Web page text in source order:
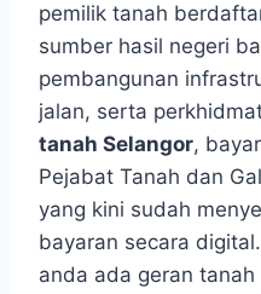
pemilik tanah
sumber hasil negeri
pembangunan
jalan, serta
tanah Selangor,
Pejabat Tanah dan
yang kini sudah
bayaran secara
anda ada geran